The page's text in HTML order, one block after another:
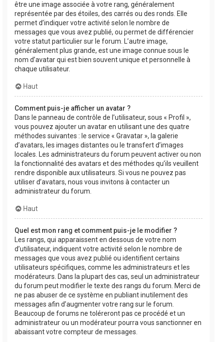
être une image associée à votre rang, généralement
représentée par des étoiles, des carrés ou des ronds. Elle
permet d’indiquer votre activité selon le nombre de
messages que vous avez publié, ou permet de différencier
votre statut particulier sur le forum. L’autre image,
généralement plus grande, est une image connue sous le
nom d’avatar qui est bien souvent unique et personnelle à
chaque utilisateur.
Haut
Comment puis-je afficher un avatar ?
Dans le panneau de contrôle de l’utilisateur, sous « Profil »,
vous pouvez ajouter un avatar en utilisant une des quatre
méthodes suivantes : le service « Gravatar », la galerie
d’avatars, les images distantes ou le transfert d’images
locales. Les administrateurs du forum peuvent activer ou non
la fonctionnalité des avatars et des méthodes qu’ils veuillent
rendre disponible aux utilisateurs. Si vous ne pouvez pas
utiliser d’avatars, nous vous invitons à contacter un
administrateur du forum.
Haut
Quel est mon rang et comment puis-je le modifier ?
Les rangs, qui apparaissent en dessous de votre nom
d’utilisateur, indiquent votre activité selon le nombre de
messages que vous avez publié ou identifient certains
utilisateurs spécifiques, comme les administrateurs et les
modérateurs. Dans la plupart des cas, seul un administrateur
du forum peut modifier le texte des rangs du forum. Merci de
ne pas abuser de ce système en publiant inutilement des
messages afin d’augmenter votre rang sur le forum.
Beaucoup de forums ne toléreront pas ce procédé et un
administrateur ou un modérateur pourra vous sanctionner en
abaissant votre compteur de messages.